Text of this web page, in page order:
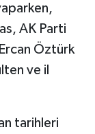
AK Parti
Öztürk
ve il
tarihleri